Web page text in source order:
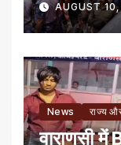
AUGUST
News राज्य
वाराणसी